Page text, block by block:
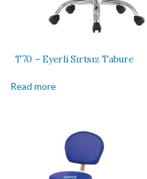
T70 – Eyerli Sırtsız Tabure
Read more